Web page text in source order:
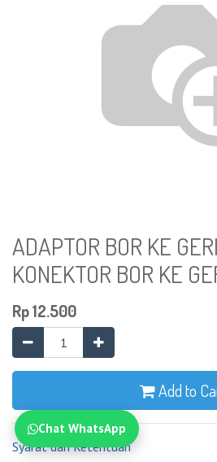
ADAPTOR BOR KE
KONEKTOR BOR KE
Rp12.500
Add to
Syarat dan Ketentuan
Chat WhatsApp